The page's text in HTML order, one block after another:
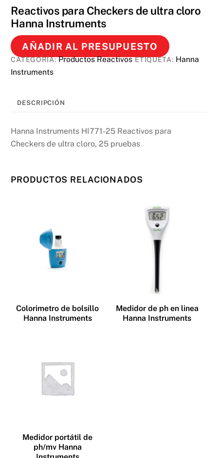
Reactivos para Checkers de ultra cloro
Hanna Instruments
AÑADIR AL PRESUPUESTO
CATEGORÍA:Productos Reactivos ETIQUETA: Hanna
Instruments
DESCRIPCIÓN
Hanna Instruments HI771-25 Reactivos para
Checkers de ultra cloro, 25 pruebas
PRODUCTOS RELACIONADOS
Colorimetro de bolsillo
Hanna Instruments
Medidor de ph en linea
Hanna Instruments
Medidor portátil de
ph/mv Hanna